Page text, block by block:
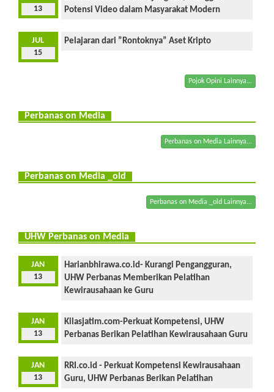
13
Potensi Video dalam Masyarakat Modern
JUL
15
Pelajaran dari ”Rontoknya” Aset Kripto
Pojok Opini Lainnya...
Perbanas on Media
Perbanas on Media Lainnya...
Perbanas on Media _old
Perbanas on Media _old Lainnya...
UHW Perbanas on Media
JAN
13
Harianbhirawa.co.id- Kurangi Pengangguran,
UHW Perbanas Memberikan Pelatihan
Kewirausahaan ke Guru
JAN
13
Kilasjatim.com-Perkuat Kompetensi, UHW
Perbanas Berikan Pelatihan Kewirausahaan Guru
JAN
13
RRI.co.id - Perkuat Kompetensi Kewirausahaan
Guru, UHW Perbanas Berikan Pelatihan